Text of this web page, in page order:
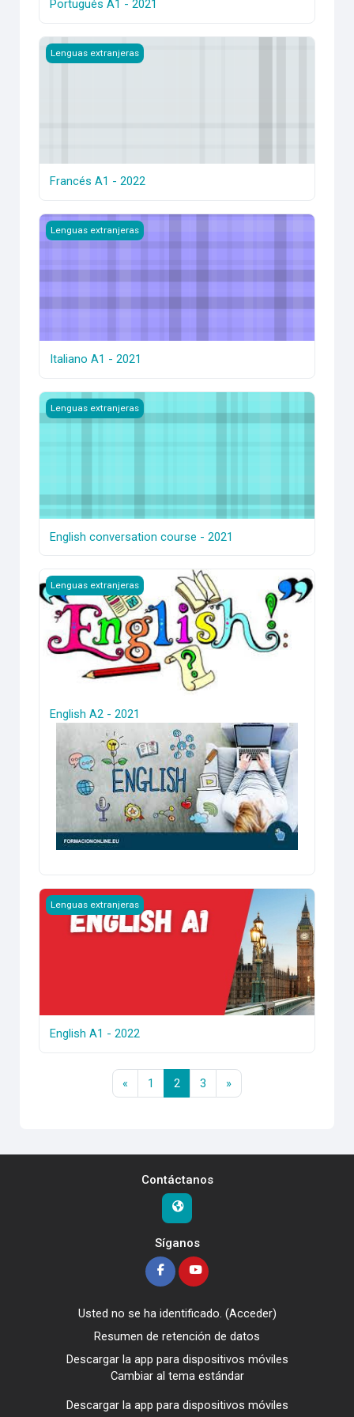
Portugués A1 - 2021
Francés A1 - 2022
Lenguas extranjeras
Francés A1 - 2022
Italiano A1 - 2021
Lenguas extranjeras
Italiano A1 - 2021
English conversation course - 2021
Lenguas extranjeras
English conversation course - 2021
English A2 - 2021
Lenguas extranjeras
English A2 - 2021
English A1 - 2022
Lenguas extranjeras
English A1 - 2022
« Página anterior
1 Página 1
2 Página 2
3 Página 3
»Siguiente página
Contáctanos
Síganos
Usted no se ha identificado. (Acceder)
Resumen de retención de datos
Descargar la app para dispositivos móviles
Cambiar al tema estándar
Descargar la app para dispositivos móviles